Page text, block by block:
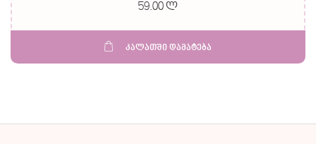
59.00 ლ
კალათში დამატება